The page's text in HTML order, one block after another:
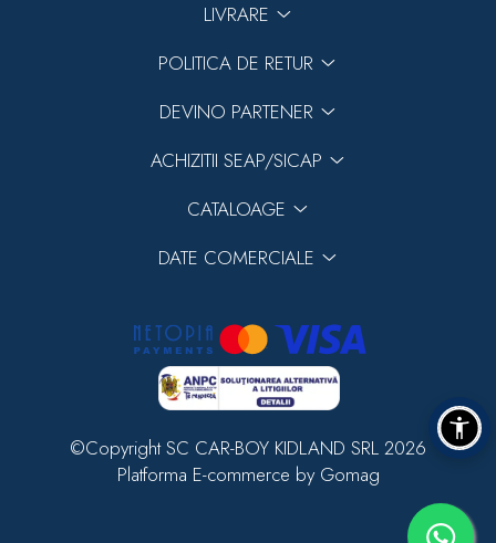
LIVRARE
POLITICA DE RETUR
DEVINO PARTENER
ACHIZITII SEAP/SICAP
CATALOAGE
DATE COMERCIALE
©Copyright SC CAR-BOY KIDLAND SRL 2026
Platforma E-commerce by Gomag